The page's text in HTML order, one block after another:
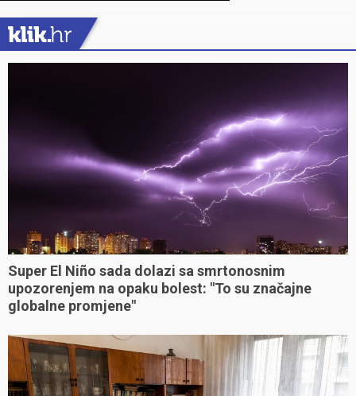
Super El Niño sada dolazi sa smrtonosnim
upozorenjem na opaku bolest: "To su značajne
globalne promjene"